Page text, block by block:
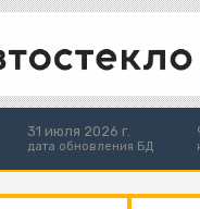
31 июля 2026 г.
дата обновления БД